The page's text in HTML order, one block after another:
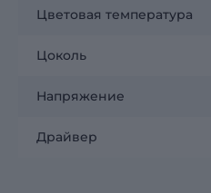
Цветовая температура
Цоколь
Напряжение
Драйвер